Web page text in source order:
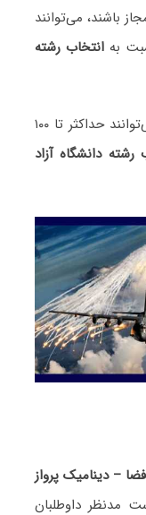
باشند، می‌توانند
به انتخاب رشته
داوطلبان دکتری دانشگاه آزاد اسلامی می‌توانند حداکثر تا ۱۰۰
رشته دانشگاه آزاد
– دینامیک پرواز
مدنظر داوطلبان